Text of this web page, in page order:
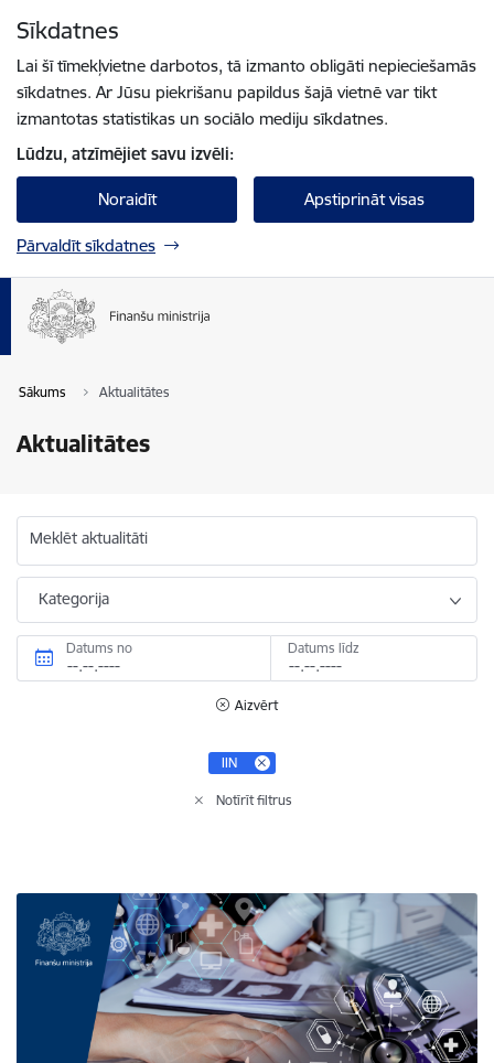
Sīkdatnes
Lai šī tīmekļvietne darbotos, tā izmanto obligāti nepieciešamās
sīkdatnes. Ar Jūsu piekrišanu papildus šajā vietnē var tikt
izmantotas statistikas un sociālo mediju sīkdatnes.
Lūdzu, atzīmējiet savu izvēli:
Noraidīt Apstiprināt visas
Pārvaldīt sīkdatnes
Sākums Aktualitātes
Aktualitātes
Meklēt aktualitāti
Kategorija
Datums no Datums līdz
Aizvērt
IIN
Notīrīt filtrus